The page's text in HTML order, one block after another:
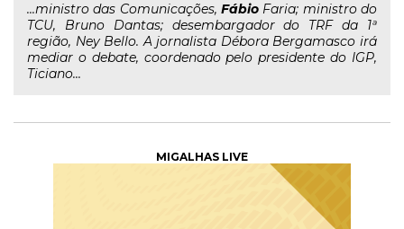
...ministro das Comunicações, Fábio Faria; ministro do
TCU, Bruno Dantas; desembargador do TRF da 1ª
região, Ney Bello. A jornalista Débora Bergamasco irá
mediar o debate, coordenado pelo presidente do IGP,
Ticiano...
MIGALHAS LIVE